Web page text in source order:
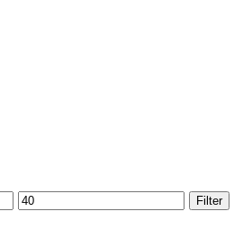
Max.
Filter